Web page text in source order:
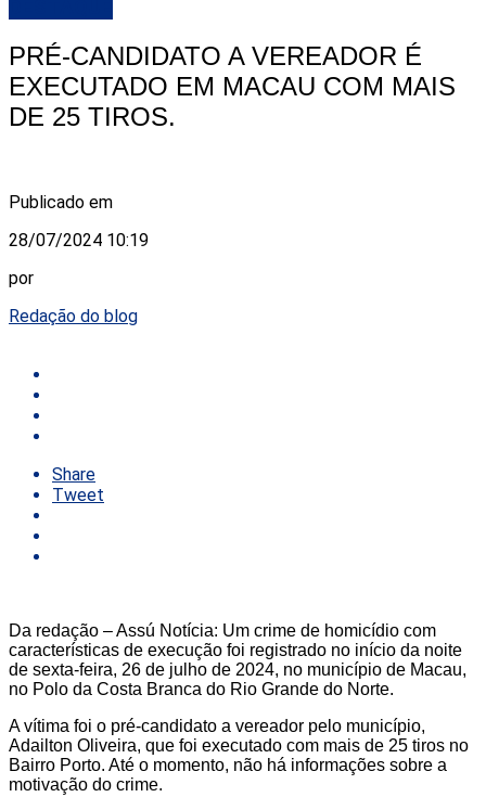
PRÉ-CANDIDATO A VEREADOR É
EXECUTADO EM MACAU COM MAIS
DE 25 TIROS.
Publicado em
28/07/2024 10:19
por
Redação do blog
Share
Tweet
Da redação – Assú Notícia: Um crime de homicídio com
características de execução foi registrado no início da noite
de sexta-feira, 26 de julho de 2024, no município de Macau,
no Polo da Costa Branca do Rio Grande do Norte.
A vítima foi o pré-candidato a vereador pelo município,
Adailton Oliveira, que foi executado com mais de 25 tiros no
Bairro Porto. Até o momento, não há informações sobre a
motivação do crime.